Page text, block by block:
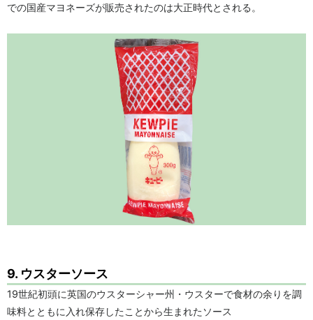
での国産マヨネーズが販売されたのは大正時代とされる。
9. ウスターソース
19世紀初頭に英国のウスターシャー州・ウスターで食材の余りを調
味料とともに入れ保存したことから生まれたソース